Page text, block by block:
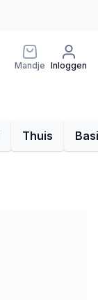
Mandje Inloggen
Thuis